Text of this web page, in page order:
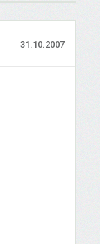
31.10.2007